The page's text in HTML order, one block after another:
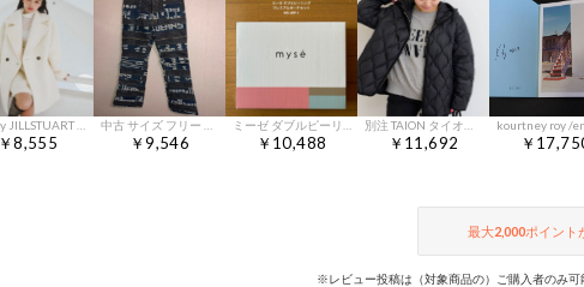
￥8,555 ￥9,546 ￥10,488 ￥11,692 ￥
最大2,000ポイント
※レビュー投稿は（対象商品の）ご購入者のみ